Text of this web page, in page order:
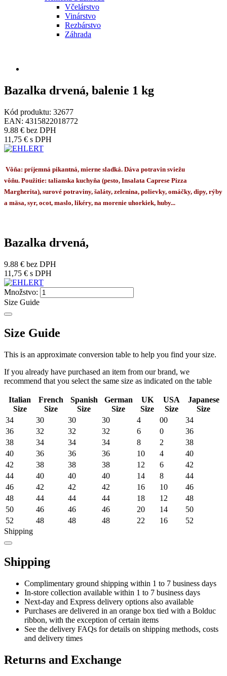
Včelárstvo
Vinárstvo
Rezbárstvo
Záhrada
Bazalka drvená, balenie 1 kg
Kód produktu: 32677
EAN: 4315822018772
9.88 € bez DPH
11,75 € s DPH
Vôňa: príjemná pikantná, mierne sladká. Dáva potravin sviežu
vôňu. Použitie: talianska kuchyňa (pesto, Insalata Caprese Pizza
Margherita), surové potraviny, šaláty, zelenina, polievky, omáčky, dipy, rýby
a mäsa, syr, ocot, maslo, likéry, na morenie uhorkiek, huby...
Bazalka drvená,
9.88 € bez DPH
11,75 € s DPH
Množstvo:
Size Guide
Size Guide
This is an approximate conversion table to help you find your size.
If you already have purchased an item from our brand, we
recommend that you select the same size as indicated on the table
Italian
Size
French
Size
Spanish
Size
German
Size
UK
Size
USA
Size
Japanese
Size
34
30 30 30 4 00
34
36
32 32 32 6 0
36
38
34 34 34 8 2
38
40
36 36 36 10 4
40
42
38 38 38 12 6
42
44
40 40 40 14 8
44
46
42 42 42 16 10
46
48
44 44 44 18 12
48
50
46 46 46 20 14
50
52
48 48 48 22 16
52
Shipping
Shipping
Complimentary ground shipping within 1 to 7 business days
In-store collection available within 1 to 7 business days
Next-day and Express delivery options also available
Purchases are delivered in an orange box tied with a Bolduc
ribbon, with the exception of certain items
See the delivery FAQs for details on shipping methods, costs
and delivery times
Returns and Exchange